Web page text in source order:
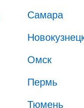
Самара
Омск
Пермь
Тюмень